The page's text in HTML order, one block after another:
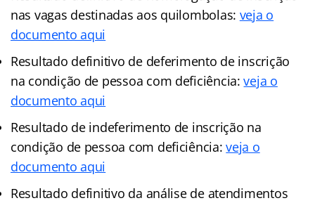
nas vagas destinadas aos quilombolas: veja o
documento aqui
Resultado definitivo de deferimento de inscrição
na condição de pessoa com deficiência:veja o
documento aqui
Resultado de indeferimento de inscrição na
condição de pessoa com deficiência:veja o
documento aqui
Resultado definitivo da análise de atendimentos